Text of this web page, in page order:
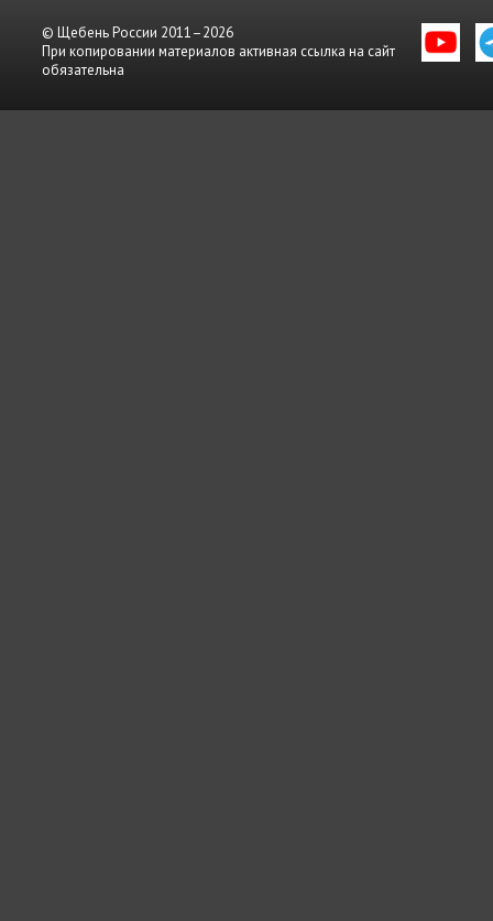
© Щебень России 2011–2026
При копировании материалов активная ссылка на сайт
обязательна